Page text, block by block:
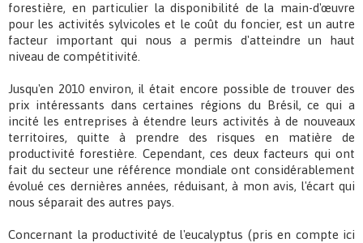
forestière, en particulier la disponibilité de la main-d'œuvre
pour les activités sylvicoles et le coût du foncier, est un autre
facteur important qui nous a permis d'atteindre un haut
niveau de compétitivité.
Jusqu'en 2010 environ, il était encore possible de trouver des
prix intéressants dans certaines régions du Brésil, ce qui a
incité les entreprises à étendre leurs activités à de nouveaux
territoires, quitte à prendre des risques en matière de
productivité forestière. Cependant, ces deux facteurs qui ont
fait du secteur une référence mondiale ont considérablement
évolué ces dernières années, réduisant, à mon avis, l'écart qui
nous séparait des autres pays.
Concernant la productivité de l'eucalyptus (pris en compte ici